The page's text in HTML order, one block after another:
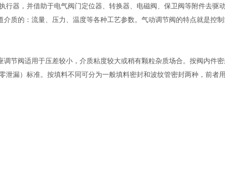
行器，并借助于电气阀门定位器、转换器、电磁阀、保卫阀等附件去驱
质的：流量、压力、温度等各种工艺参数。气动调节阀的特点就是控
节阀适用于压差较小，介质粘度较大或稍有颗粒杂质场合。按阀内件
泄漏）标准。按填料不同可分为一般填料密封和波纹管密封两种，前者